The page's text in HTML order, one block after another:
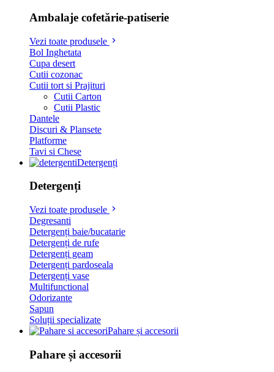
Ambalaje cofetărie-patiserie
Vezi toate produsele
Bol Inghetata
Cupa desert
Cutii cozonac
Cutii tort si Prajituri
Cutii Carton
Cutii Plastic
Dantele
Discuri & Plansete
Platforme
Tavi si Chese
Detergenți
Detergenți
Vezi toate produsele
Degresanti
Detergenți baie/bucatarie
Detergenți de rufe
Detergenți geam
Detergenți pardoseala
Detergenți vase
Multifunctional
Odorizante
Sapun
Soluții specializate
Pahare și accesorii
Pahare și accesorii